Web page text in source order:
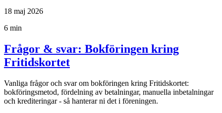
18 maj 2026
6 min
Frågor & svar: Bokföringen kring
Fritidskortet
Vanliga frågor och svar om bokföringen kring Fritidskortet:
bokföringsmetod, fördelning av betalningar, manuella inbetalningar
och krediteringar - så hanterar ni det i föreningen.